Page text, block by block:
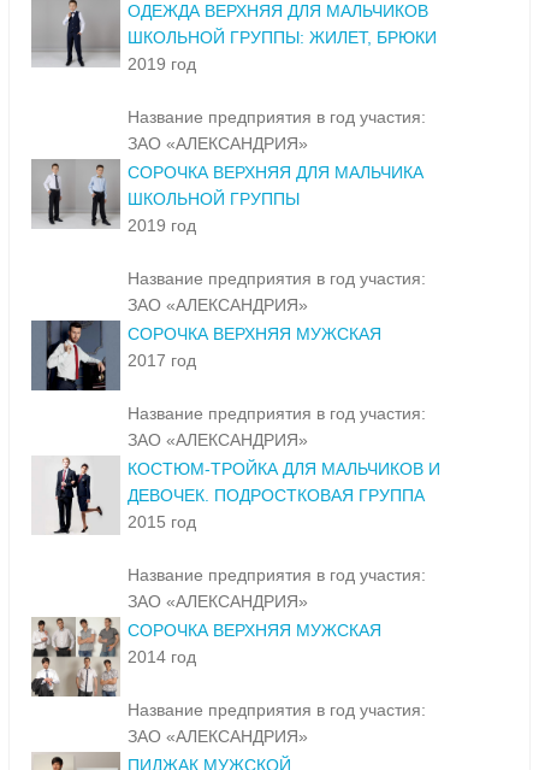
ОДЕЖДА ВЕРХНЯЯ ДЛЯ МАЛЬЧИКОВ
ШКОЛЬНОЙ ГРУППЫ: ЖИЛЕТ, БРЮКИ
2019 год
Название предприятия в год участия:
ЗАО «АЛЕКСАНДРИЯ»
СОРОЧКА ВЕРХНЯЯ ДЛЯ МАЛЬЧИКА
ШКОЛЬНОЙ ГРУППЫ
2019 год
Название предприятия в год участия:
ЗАО «АЛЕКСАНДРИЯ»
СОРОЧКА ВЕРХНЯЯ МУЖСКАЯ
2017 год
Название предприятия в год участия:
ЗАО «АЛЕКСАНДРИЯ»
КОСТЮМ-ТРОЙКА ДЛЯ МАЛЬЧИКОВ И
ДЕВОЧЕК. ПОДРОСТКОВАЯ ГРУППА
2015 год
Название предприятия в год участия:
ЗАО «АЛЕКСАНДРИЯ»
СОРОЧКА ВЕРХНЯЯ МУЖСКАЯ
2014 год
Название предприятия в год участия:
ЗАО «АЛЕКСАНДРИЯ»
ПИДЖАК МУЖСКОЙ